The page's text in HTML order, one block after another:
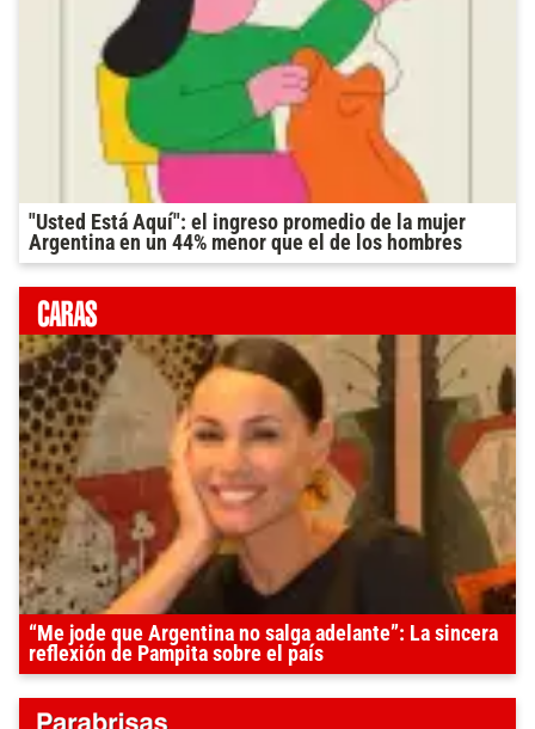
"Usted Está Aquí": el ingreso promedio de la mujer
Argentina en un 44% menor que el de los hombres
“Me jode que Argentina no salga adelante”: La sincera
reflexión de Pampita sobre el país